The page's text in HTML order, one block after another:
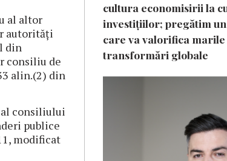
al altor
autorități
din
consiliu de
alin.(2) din
al consiliului
publice
modificat
cultura economisirii la
investițiilor; pregătim
care va valorifica marile
transformări globale